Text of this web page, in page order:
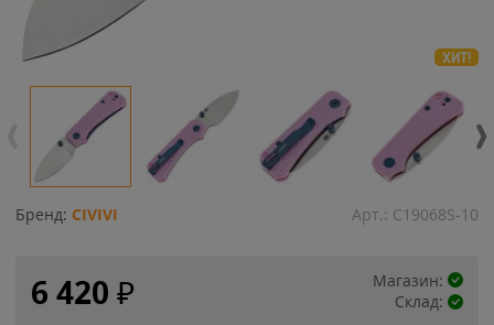
ХИТ!
Бренд: CIVIVI Арт.: C19068S-10
6 420 ₽
Магазин:
Склад: